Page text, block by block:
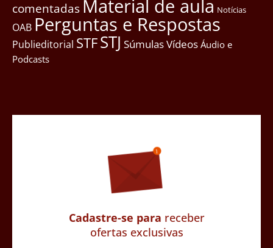
comentadas Material de aula Notícias
OAB Perguntas e Respostas
Publieditorial STFSTJ SúmulasVídeos Áudio e
Podcasts
Cadastre-se para receber
ofertas exclusivas